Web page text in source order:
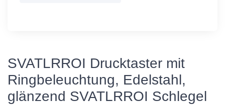
SVATLRROI Drucktaster mit
Ringbeleuchtung, Edelstahl,
glänzend SVATLRROI Schlegel